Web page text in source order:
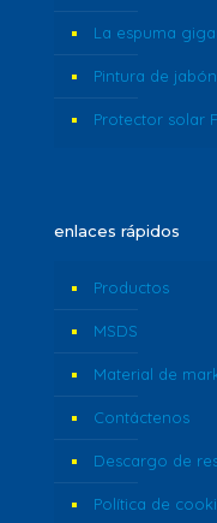
La espuma
Pintura de
Protector solar
enlaces rápidos
Productos
MSDS
Material de
Contáctenos
Descargo de
Política de